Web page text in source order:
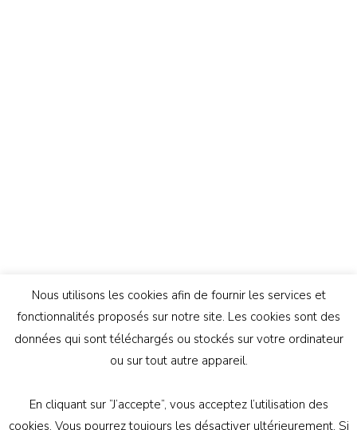
© Copyright 2026 Génération Athée . Tous droits
Nous utilisons les cookies afin de fournir les services et
fonctionnalités proposés sur notre site. Les cookies sont des
données qui sont téléchargés ou stockés sur votre ordinateur
ou sur tout autre appareil.
En cliquant sur ”J’accepte”, vous acceptez l’utilisation des
cookies. Vous pourrez toujours les désactiver ultérieurement. Si